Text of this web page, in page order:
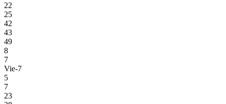
22
25
42
43
49
8
7
Vie-7
5
7
23